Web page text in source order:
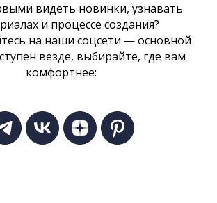
видеть новинки, узнавать
и процессе создания?
на наши соцсети — основной
везде, выбирайте, где вам
комфортнее: